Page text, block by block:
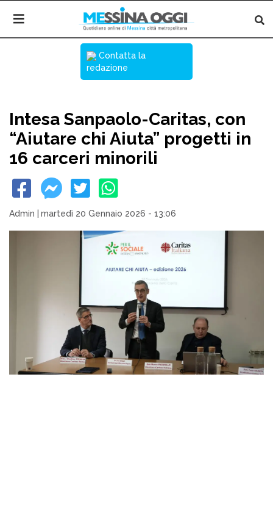
Contatta la
redazione
Intesa Sanpaolo-Caritas, con
“Aiutare chi Aiuta” progetti in
16 carceri minorili
Admin martedì 20 Gennaio 2026 - 13:06